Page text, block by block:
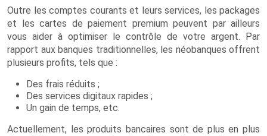
Outre les comptes courants et leurs services, les packages
et les cartes de paiement premium peuvent par ailleurs
vous aider à optimiser le contrôle de votre argent. Par
rapport aux banques traditionnelles, les néobanques offrent
plusieurs profits, tels que :
Des frais réduits ;
Des services digitaux rapides ;
Un gain de temps, etc.
Actuellement, les produits bancaires sont de plus en plus